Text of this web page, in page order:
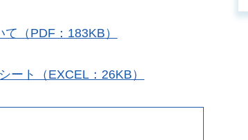
（PDF：183KB）
ート（EXCEL：26KB）